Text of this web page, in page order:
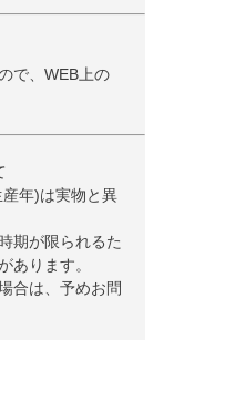
で、WEB上の
年)は実物と異
期が限られるた
あります。
合は、予めお問